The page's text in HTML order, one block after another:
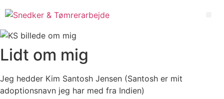
til
indhold
Lidt om mig
Jeg hedder Kim Santosh Jensen (Santosh er mit
adoptionsnavn jeg har med fra Indien)